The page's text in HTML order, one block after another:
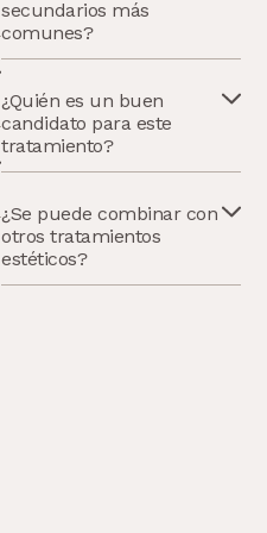
secundarios más
comunes?
¿Quién es un buen
candidato para este
tratamiento?
¿Se puede combinar con
otros tratamientos
estéticos?